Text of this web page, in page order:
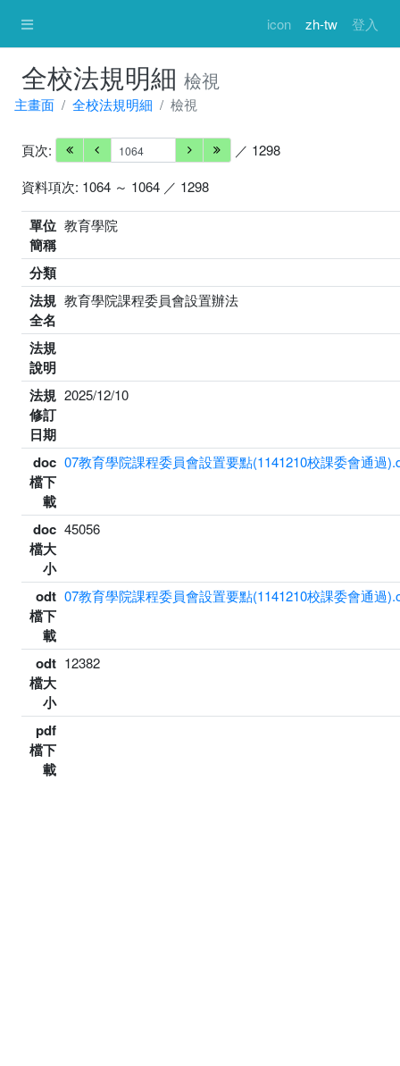
icon zh-tw 登入
全校法規明細 檢視
主畫面 全校法規明細 檢視
頁次:
／ 1298
資料項次: 1064 ～ 1064 ／ 1298
單位
簡稱
教育學院
分類
法規
全名
教育學院課程委員會設置辦法
法規
說明
法規
修訂
日期
2025/12/10
doc
檔下
載
07教育學院課程委員會設置要點(1141210校課委會通過
doc
檔大
小
45056
odt
檔下
載
07教育學院課程委員會設置要點(1141210校課委會通過
odt
檔大
小
12382
pdf
檔下
載